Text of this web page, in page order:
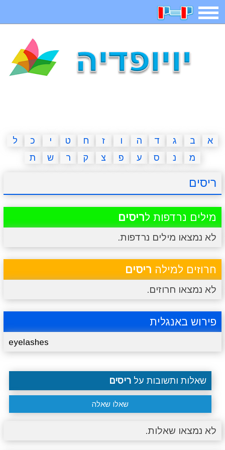
תפריט
איש תלוי מדריכים פוקימון גו מצא הבדלים
יצירה משחקי בנות אשליות חדשות
א ב ג ד ה ו ז ח ט י כ
ל
מ
נ ס ע פ צ ק ר ש ת
ריסים
מילים נרדפות לריסים
לא נמצאו מילים נרדפות.
חרוזים למילה ריסים
לא נמצאו חרוזים.
פירוש באנגלית
eyelashes
שאלות ותשובות על ריסים
שאלו שאלה
לא נמצאו שאלות.